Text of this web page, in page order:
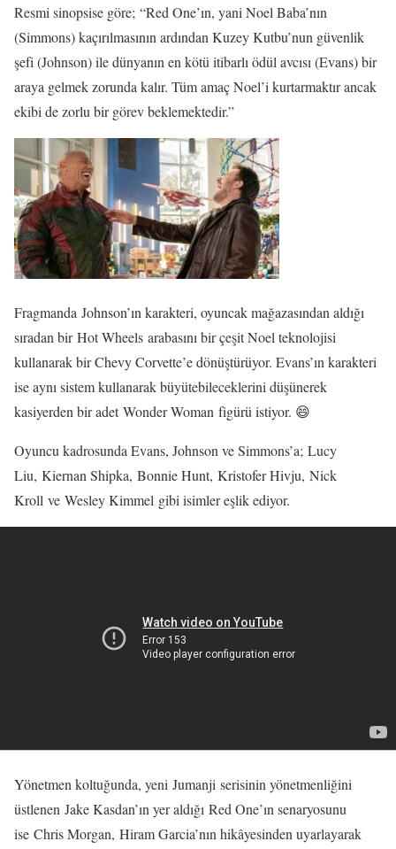
Resmi sinopsise göre; “Red One’ın, yani Noel Baba’nın
(Simmons) kaçırılmasının ardından Kuzey Kutbu’nun güvenlik
şefi (Johnson) ile dünyanın en kötü itibarlı ödül avcısı (Evans) bir
araya gelmek zorunda kalır. Tüm amaç Noel’i kurtarmaktır ancak
ekibi de zorlu bir görev beklemektedir.”
Fragmanda Johnson’ın karakteri, oyuncak mağazasından aldığı
sıradan bir Hot Wheels arabasını bir çeşit Noel teknolojisi
kullanarak bir Chevy Corvette’e dönüştürüyor. Evans’ın karakteri
ise aynı sistem kullanarak büyütebileceklerini düşünerek
kasiyerden bir adet Wonder Woman figürü istiyor. 😄
Oyuncu kadrosunda Evans, Johnson ve Simmons’a; Lucy
Liu, Kiernan Shipka, Bonnie Hunt, Kristofer Hivju, Nick
Kroll ve Wesley Kimmel gibi isimler eşlik ediyor.
Yönetmen koltuğunda, yeni Jumanji serisinin yönetmenliğini
üstlenen Jake Kasdan’ın yer aldığı Red One’ın senaryosunu
ise Chris Morgan, Hiram Garcia’nın hikâyesinden uyarlayarak